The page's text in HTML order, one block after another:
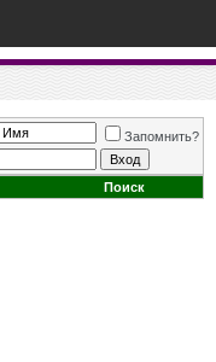
Запомнить?
Поиск